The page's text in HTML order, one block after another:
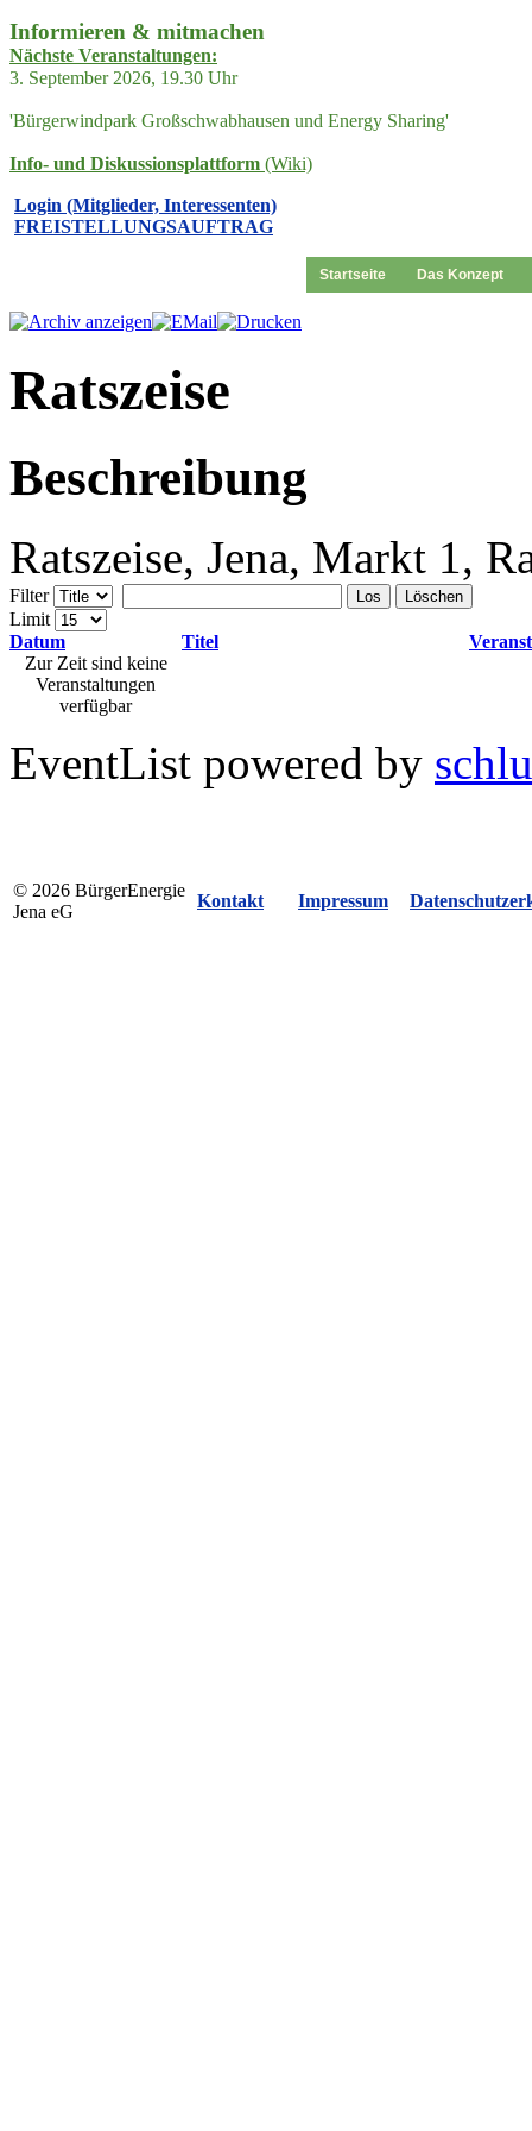
Informieren & mitmachen
Nächste Veranstaltungen:
3. September 2026, 19.30 Uhr
'Bürgerwindpark Großschwabhausen und Energy Sharing'
Info- und Diskussionsplattform (Wiki)
Login (Mitglieder, Interessenten)
FREISTELLUNGSAUFTRAG
Startseite Das Konzept
Ratszeise
Beschreibung
Ratszeise, Jena, Markt 1,
Filter Los Löschen
Limit
Datum
Titel
Zur Zeit sind keine
Veranstaltungen
verfügbar
EventList powered by
© 2026 BürgerEnergie
Jena eG
Kontakt Impressum